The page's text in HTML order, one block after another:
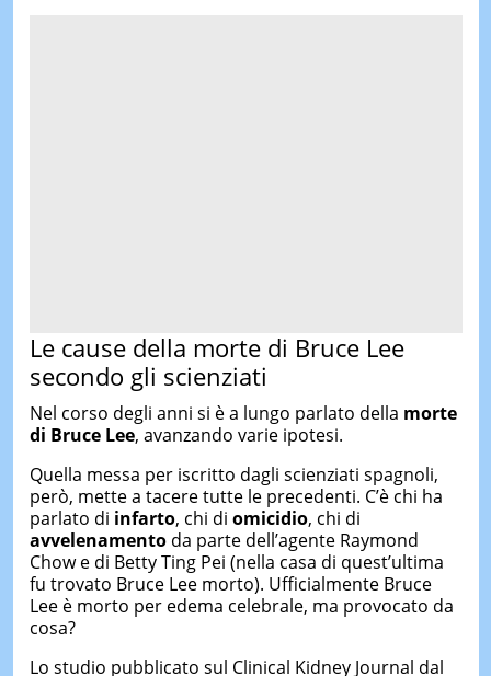
Le cause della morte di Bruce Lee
secondo gli scienziati
Nel corso degli anni si è a lungo parlato della morte
di Bruce Lee, avanzando varie ipotesi.
Quella messa per iscritto dagli scienziati spagnoli,
però, mette a tacere tutte le precedenti. C’è chi ha
parlato di infarto, chi di omicidio, chi di
avvelenamentoda parte dell’agente Raymond
Chow e di Betty Ting Pei (nella casa di quest’ultima
fu trovato Bruce Lee morto). Ufficialmente Bruce
Lee è morto per edema celebrale, ma provocato da
cosa?
Lo studio pubblicato sul Clinical Kidney Journal dal